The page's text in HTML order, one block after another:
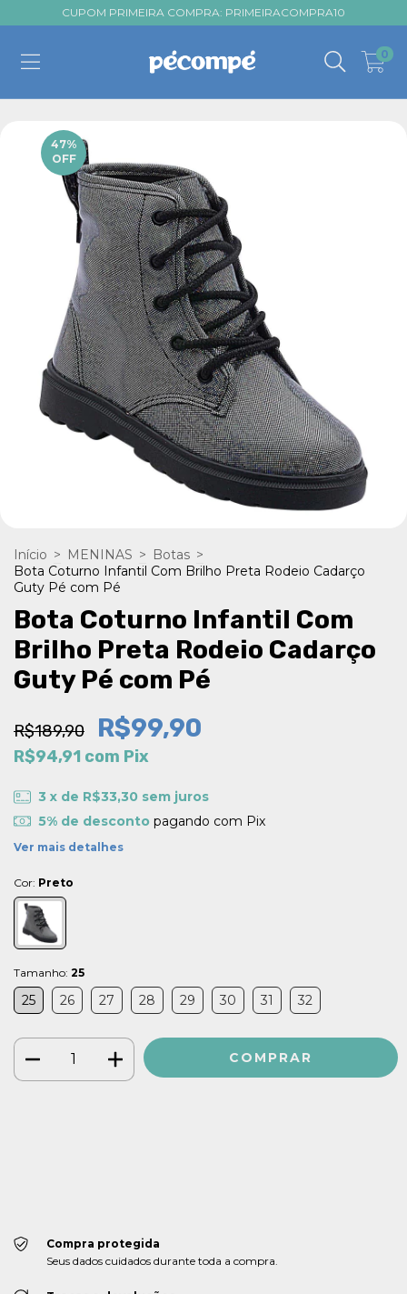
CUPOM PRIMEIRA COMPRA: PRIMEIRACOMPRA10
0
47%
OFF
Início > MENINAS > Botas >
Bota Coturno Infantil Com Brilho Preta Rodeio Cadarço
Guty Pé com Pé
Bota Coturno Infantil Com
Brilho Preta Rodeio Cadarço
Guty Pé com Pé
R$189,90 R$99,90
R$94,91 com Pix
3 x de R$33,30 sem juros
5% de desconto pagando com Pix
Ver mais detalhes
Cor: Preto
Tamanho: 25
25 26 27 28 29 30 31 32
Compra protegida
Seus dados cuidados durante toda a compra.